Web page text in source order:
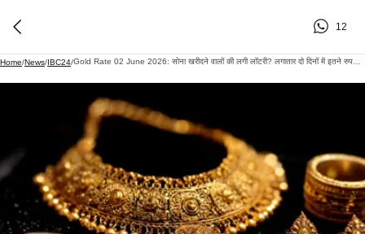
12
Home/News/IBC24/